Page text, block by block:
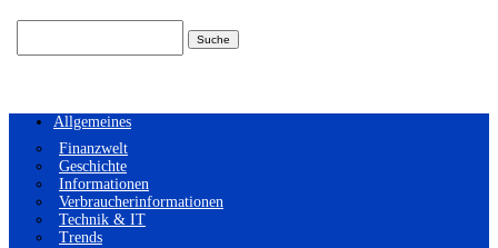
Allgemeines
Finanzwelt
Geschichte
Informationen
Verbraucherinformationen
Technik & IT
Trends